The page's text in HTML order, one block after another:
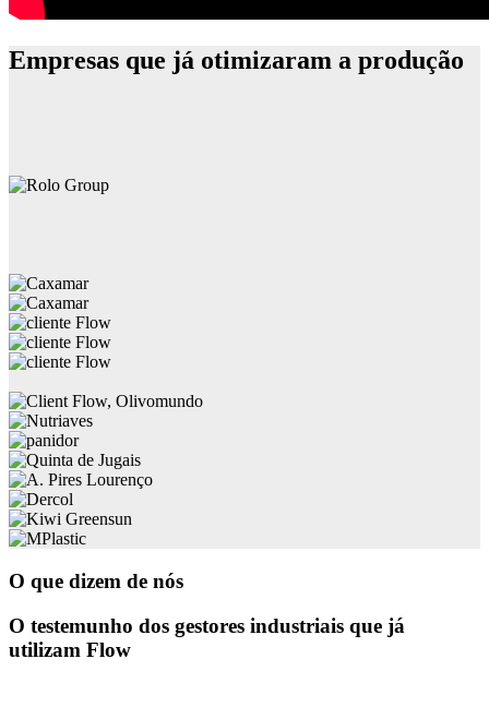
Empresas que já otimizaram a produção
O que dizem de nós
O testemunho dos gestores industriais que já
utilizam Flow